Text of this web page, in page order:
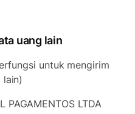
uang lain
untuk mengirim
lain)
PAGAMENTOS LTDA